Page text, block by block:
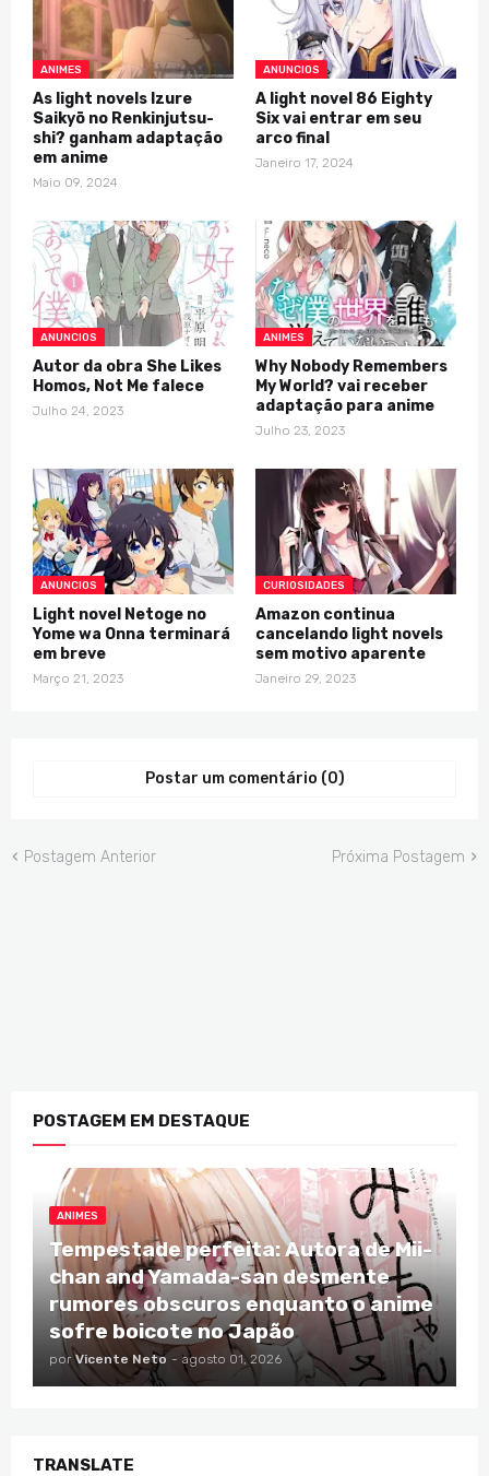
ANIMES
As light novels Izure
Saikyō no Renkinjutsu-
shi? ganham adaptação
em anime
Maio 09, 2024
ANUNCIOS
A light novel 86 Eighty
Six vai entrar em seu
arco final
Janeiro 17, 2024
ANUNCIOS
Autor da obra She Likes
Homos, Not Me falece
Julho 24, 2023
ANIMES
Why Nobody Remembers
My World? vai receber
adaptação para anime
Julho 23, 2023
ANUNCIOS
Light novel Netoge no
Yome wa Onna terminará
em breve
Março 21, 2023
CURIOSIDADES
Amazon continua
cancelando light novels
sem motivo aparente
Janeiro 29, 2023
Postar um comentário (0)
Postagem Anterior Próxima Postagem
POSTAGEM EM DESTAQUE
ANIMES
Tempestade perfeita: Autora de Mii-
chan and Yamada-san desmente
rumores obscuros enquanto o anime
sofre boicote no Japão
por Vicente Neto - agosto 01, 2026
TRANSLATE